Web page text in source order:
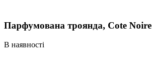
Парфумована троянда, Cote Noire
В наявності